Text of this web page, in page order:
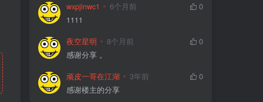
wxpjinwc1 6个月前
0
1111
夜空星明 8个月前
0
感谢分享 。
顽皮一哥在江湖 3年前
0
感谢楼主的分享